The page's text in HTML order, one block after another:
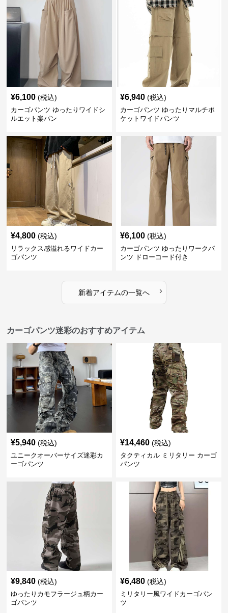
¥6,100 (税込)
カーゴパンツ ゆったりワイドシ
ルエット楽パン
¥6,940 (税込)
カーゴパンツ ゆったりマルチポ
ケットワイドパンツ
¥4,800 (税込)
リラックス感溢れるワイドカー
ゴパンツ
¥6,100 (税込)
カーゴパンツ ゆったりワークパ
ンツ ドローコード付き
新着アイテムの一覧へ ›
カーゴパンツ迷彩のおすすめアイテム
¥5,940 (税込)
ユニークオーバーサイズ迷彩カ
ーゴパンツ
¥14,460 (税込)
タクティカル ミリタリー カーゴ
パンツ
¥9,840 (税込)
ゆったりカモフラージュ柄カー
ゴパンツ
¥6,480 (税込)
ミリタリー風ワイドカーゴパン
ツ